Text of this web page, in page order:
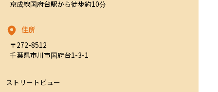
京成線国府台駅から徒歩約10分
住所
〒272-8512
千葉県市川市国府台1-3-1
ストリートビュー